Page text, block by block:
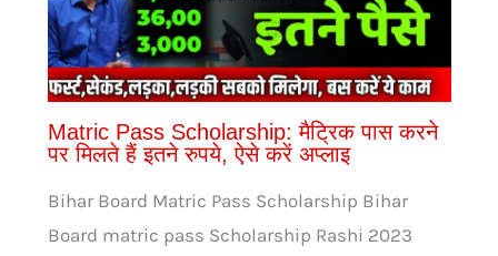
Matric Pass Scholarship: मैट्रिक पास करने
पर मिलते हैं इतने रुपये, ऐसे करें अप्लाइ
Bihar Board Matric Pass Scholarship Bihar
Board matric pass Scholarship Rashi 2023